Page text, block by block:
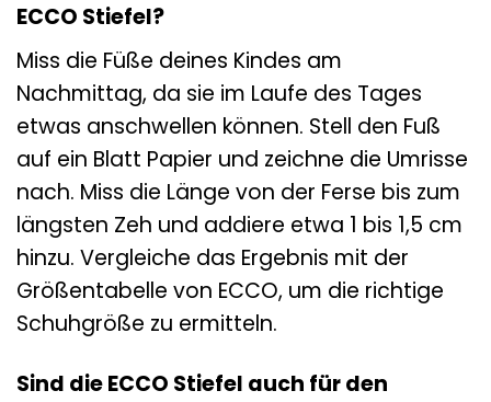
ECCO Stiefel?
Miss die Füße deines Kindes am
Nachmittag, da sie im Laufe des Tages
etwas anschwellen können. Stell den Fuß
auf ein Blatt Papier und zeichne die Umrisse
nach. Miss die Länge von der Ferse bis zum
längsten Zeh und addiere etwa 1 bis 1,5 cm
hinzu. Vergleiche das Ergebnis mit der
Größentabelle von ECCO, um die richtige
Schuhgröße zu ermitteln.
Sind die ECCO Stiefel auch für den